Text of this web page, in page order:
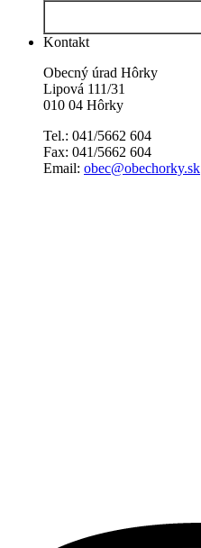
Kontakt
Obecný úrad Hôrky
Lipová 111/31
010 04 Hôrky
Tel.: 041/5662 604
Fax: 041/5662 604
Email: obec@obechorky.sk